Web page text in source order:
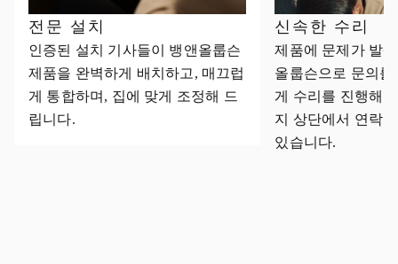
전문 설치
인증된 설치 기사들이 뱅앤올룹슨
제품을 완벽하게 배치하고, 매끄럽
게 통합하며, 집에 맞게 조정해 드
립니다.
신속한 수리
제품에 문제가 발
올룹슨으로 문의
게 수리를 진행해
지 상단에서 연락
있습니다.